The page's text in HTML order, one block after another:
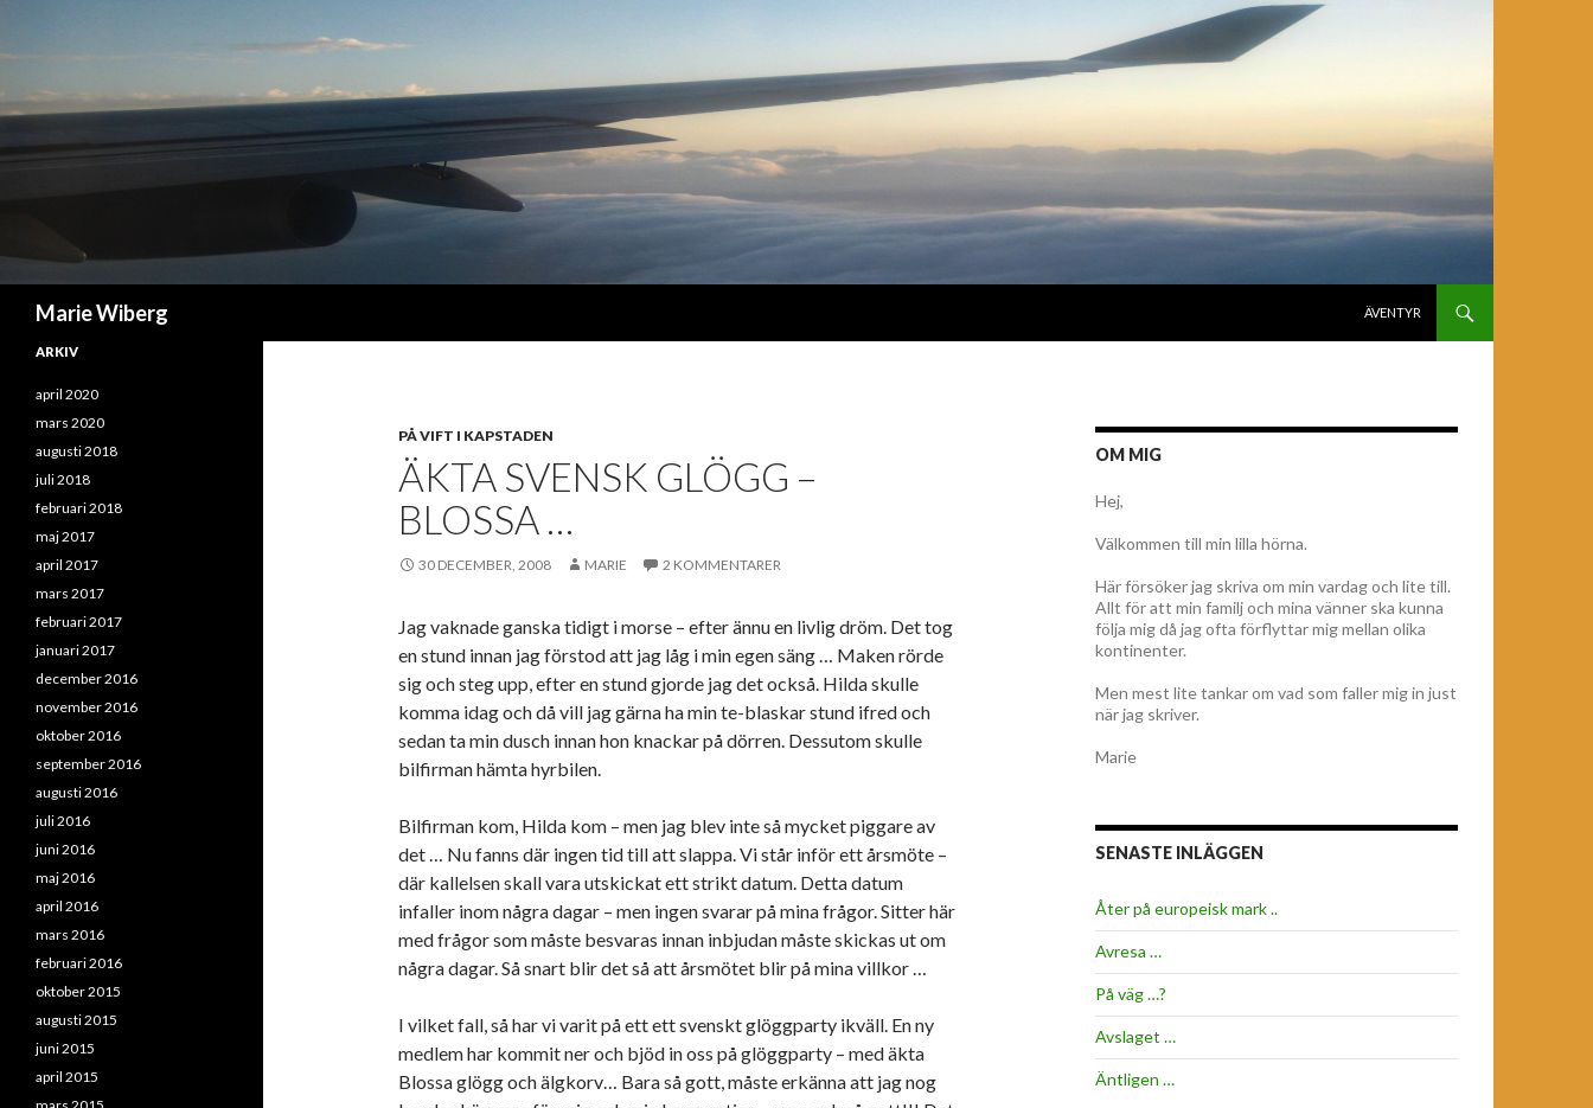
Marie Wiberg
ÄVENTYR
PÅ VIFT I KAPSTADEN
ÄKTA SVENSK GLÖGG –
BLOSSA …
30 DECEMBER, 2008 MARIE 2 KOMMENTARER
Jag vaknade ganska tidigt i morse – efter ännu en livlig dröm. Det tog
en stund innan jag förstod att jag låg i min egen säng … Maken rörde
sig och steg upp, efter en stund gjorde jag det också. Hilda skulle
komma idag och då vill jag gärna ha min te-blaskar stund ifred och
sedan ta min dusch innan hon knackar på dörren. Dessutom skulle
bilfirman hämta hyrbilen.
Bilfirman kom, Hilda kom – men jag blev inte så mycket piggare av
det … Nu fanns där ingen tid till att slappa. Vi står inför ett årsmöte –
där kallelsen skall vara utskickat ett strikt datum. Detta datum
infaller inom några dagar – men ingen svarar på mina frågor. Sitter här
med frågor som måste besvaras innan inbjudan måste skickas ut om
några dagar. Så snart blir det så att årsmötet blir på mina villkor …
I vilket fall, så har vi varit på ett ett svenskt glöggparty ikväll. En ny
medlem har kommit ner och bjöd in oss på glöggparty – med äkta
Blossa glögg och älgkorv… Bara så gott, måste erkänna att jag nog
OM MIG
Hej,
Välkommen till min lilla hörna.
Här försöker jag skriva om min vardag och lite till.
Allt för att min familj och mina vänner ska kunna
följa mig då jag ofta förflyttar mig mellan olika
kontinenter.
Men mest lite tankar om vad som faller mig in just
när jag skriver.
Marie
SENASTE INLÄGGEN
Åter på europeisk mark ..
Avresa …
På väg …?
Avslaget …
Äntligen …
ARKIV
april 2020
mars 2020
augusti 2018
juli 2018
februari 2018
maj 2017
april 2017
mars 2017
februari 2017
januari 2017
december 2016
november 2016
oktober 2016
september 2016
augusti 2016
juli 2016
juni 2016
maj 2016
april 2016
mars 2016
februari 2016
oktober 2015
augusti 2015
juni 2015
april 2015